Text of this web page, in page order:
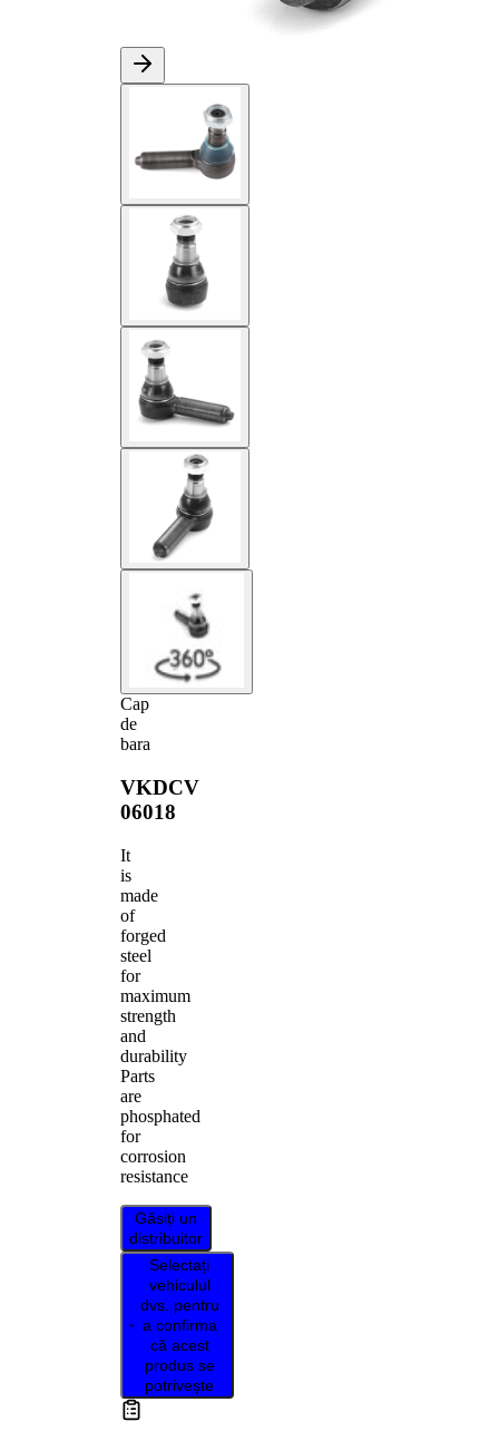
Cap
de
bara
VKDCV
06018
It
is
made
of
forged
steel
for
maximum
strength
and
durability
Parts
are
phosphated
for
corrosion
resistance
Găsiți un
distribuitor
Selectați
vehiculul
dvs. pentru
a confirma
că acest
produs se
potrivește